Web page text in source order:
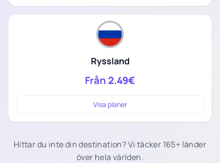
Ryssland
Från 2.49€
Visa planer
Hittar du inte din destination? Vi täcker 165+ länder
över hela världen.